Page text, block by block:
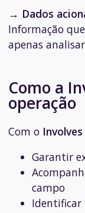
→ Dados
Informação
apenas
Como a
operação
Com o
Garantir
campo
Identificar